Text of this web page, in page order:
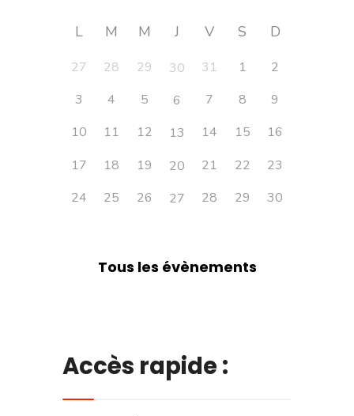
L M M J V S D
27 28 29 30 31 1
2
3
4 5 6 7 8
9
10
11 12 13 14 15
16
17
18 19 20 21 22
23
24
25 26 27 28 29 30
Tous les évènements
Accès rapide :